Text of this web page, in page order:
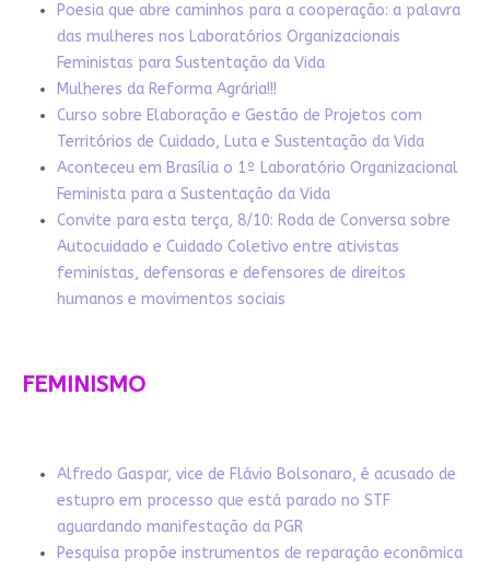
Poesia que abre caminhos para a cooperação: a palavra
das mulheres nos Laboratórios Organizacionais
Feministas para Sustentação da Vida
Mulheres da Reforma Agrária!!!
Curso sobre Elaboração e Gestão de Projetos com
Territórios de Cuidado, Luta e Sustentação da Vida
Aconteceu em Brasília o 1º Laboratório Organizacional
Feminista para a Sustentação da Vida
Convite para esta terça, 8/10: Roda de Conversa sobre
Autocuidado e Cuidado Coletivo entre ativistas
feministas, defensoras e defensores de direitos
humanos e movimentos sociais
FEMINISMO
Alfredo Gaspar, vice de Flávio Bolsonaro, é acusado de
estupro em processo que está parado no STF
aguardando manifestação da PGR
Pesquisa propõe instrumentos de reparação econômica